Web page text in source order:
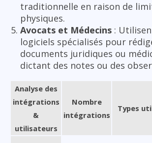
traditionnelle en raison de
physiques.
Avocats et Médecins :
logiciels spécialisés pour
documents juridiques ou
dictant des notes ou des
Analyse des
intégrations
&
utilisateurs
Nombre
intégrations
Types